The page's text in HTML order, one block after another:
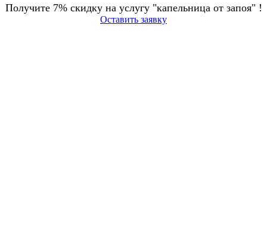
Получите 7% скидку на услугу "капельница от запоя" !
Оставить заявку